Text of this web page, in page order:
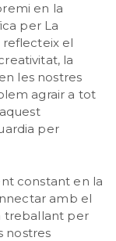
en la
per La
reflecteix el
la
les nostres
agrair a tot
per
constant en la
amb el
treballant per
nostres